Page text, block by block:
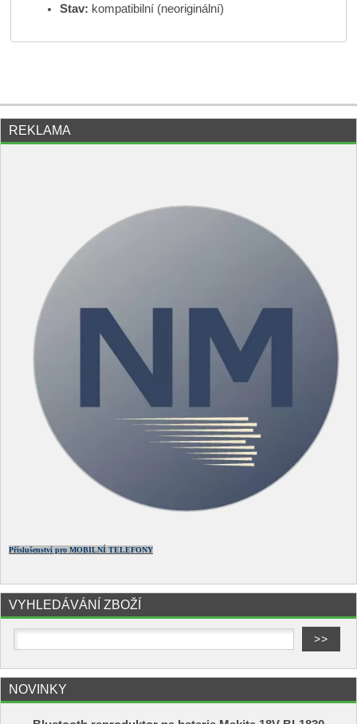
Stav: kompatibilní (neoriginální)
REKLAMA
Příslušenství pro MOBILNÍ TELEFONY
VYHLEDÁVÁNÍ ZBOŽÍ
NOVINKY